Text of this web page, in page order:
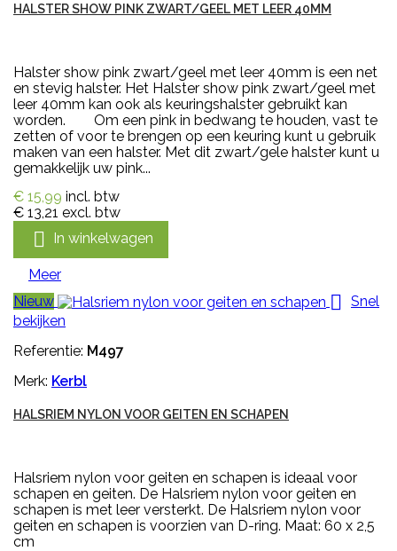
HALSTER SHOW PINK ZWART/GEEL MET LEER 40MM
Halster show pink zwart/geel met leer 40mm is een net
en stevig halster. Het Halster show pink zwart/geel met
leer 40mm kan ook als keuringshalster gebruikt kan
worden. Om een pink in bedwang te houden, vast te
zetten of voor te brengen op een keuring kunt u gebruik
maken van een halster. Met dit zwart/gele halster kunt u
gemakkelijk uw pink...
€ 15,99 incl. btw
€ 13,21 excl. btw
 In winkelwagen
Meer
Nieuw
 Snel
bekijken
Referentie: M497
Merk: Kerbl
HALSRIEM NYLON VOOR GEITEN EN SCHAPEN
Halsriem nylon voor geiten en schapen is ideaal voor
schapen en geiten. De Halsriem nylon voor geiten en
schapen is met leer versterkt. De Halsriem nylon voor
geiten en schapen is voorzien van D-ring. Maat: 60 x 2,5
cm